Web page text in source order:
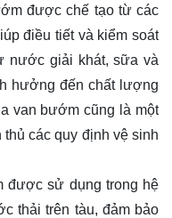
được chế tạo từ các
điều tiết và kiểm soát
nước giải khát, sữa và
hưởng đến chất lượng
van bướm cũng là một
các quy định vệ sinh
được sử dụng trong hệ
thải trên tàu, đảm bảo